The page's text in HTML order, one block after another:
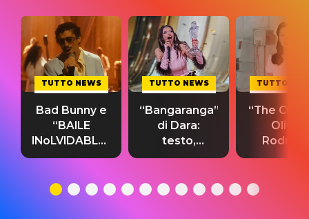
TUTTO NEWS
Bad Bunny e
“BAILE
INoLVIDABLE”:
testo,
significato
TUTTO NEWS
“Bangaranga”
di Dara:
testo,
traduzione e
del singolo
TUTTO
“The
Olivia
testo,